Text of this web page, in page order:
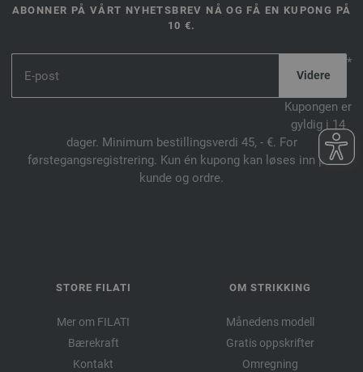
ABONNER PÅ VÅRT NYHETSBREV NÅ OG FÅ EN KUPONG PÅ
10 €.
*
Kupongen er
gyldig i 14
dager. Minimum bestillingsverdi 45, - €. For
førstegangsregistrering. Kun én kupong kan løses inn per
kunde og ordre.
STORE FILATI
Mer om FILATI
Bærekraft
Kontakt
OM STRIKKING
Månedens modell
Gratis oppskrifter
Omregning